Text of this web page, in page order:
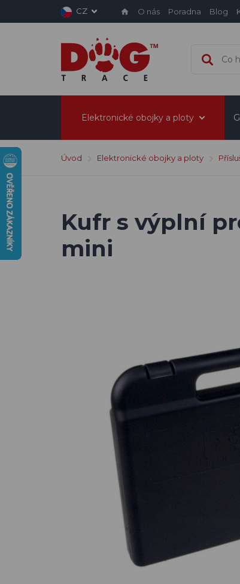
CZ O nás Poradna Blog
Elektronické obojky a ploty
Úvod Elektronické obojky a ploty
Kufr s výplní
mini